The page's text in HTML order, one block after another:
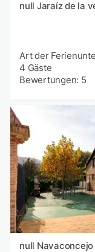
null Jaraíz de la
Art der
4 Gäste
Bewertungen: 5
null Navaconcejo